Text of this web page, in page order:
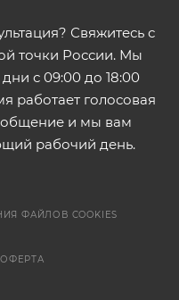
Свяжитесь с
точки России. Мы
с 09:00 до 18:00
работает голосовая
и мы вам
рабочий день.
ФАЙЛОВ COOKIES